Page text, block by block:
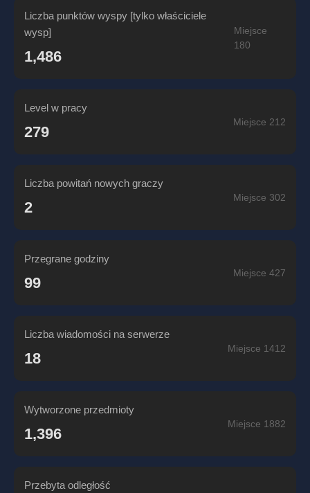
Liczba punktów wyspy [tylko właściciele
wysp]
1,486
Miejsce
180
Level w pracy
279
Miejsce 212
Liczba powitań nowych graczy
2
Miejsce 302
Przegrane godziny
99
Miejsce 427
Liczba wiadomości na serwerze
18
Miejsce 1412
Wytworzone przedmioty
1,396
Miejsce 1882
Przebyta odległość